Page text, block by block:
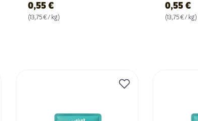
0,55 €
(13,75 € / kg)
0,55 €
(13,75 € / kg)